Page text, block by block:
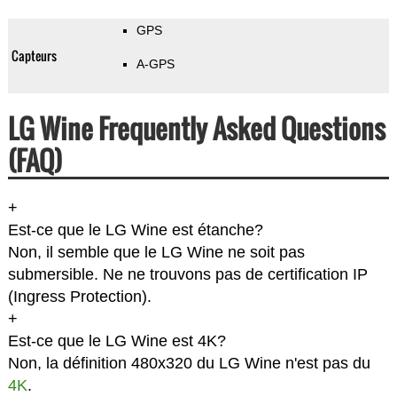
Capteurs
GPS
A-GPS
LG Wine Frequently Asked Questions
(FAQ)
+
Est-ce que le LG Wine est étanche?
Non, il semble que le LG Wine ne soit pas
submersible. Ne ne trouvons pas de certification IP
(Ingress Protection).
+
Est-ce que le LG Wine est 4K?
Non, la définition 480x320 du LG Wine n'est pas du
4K.